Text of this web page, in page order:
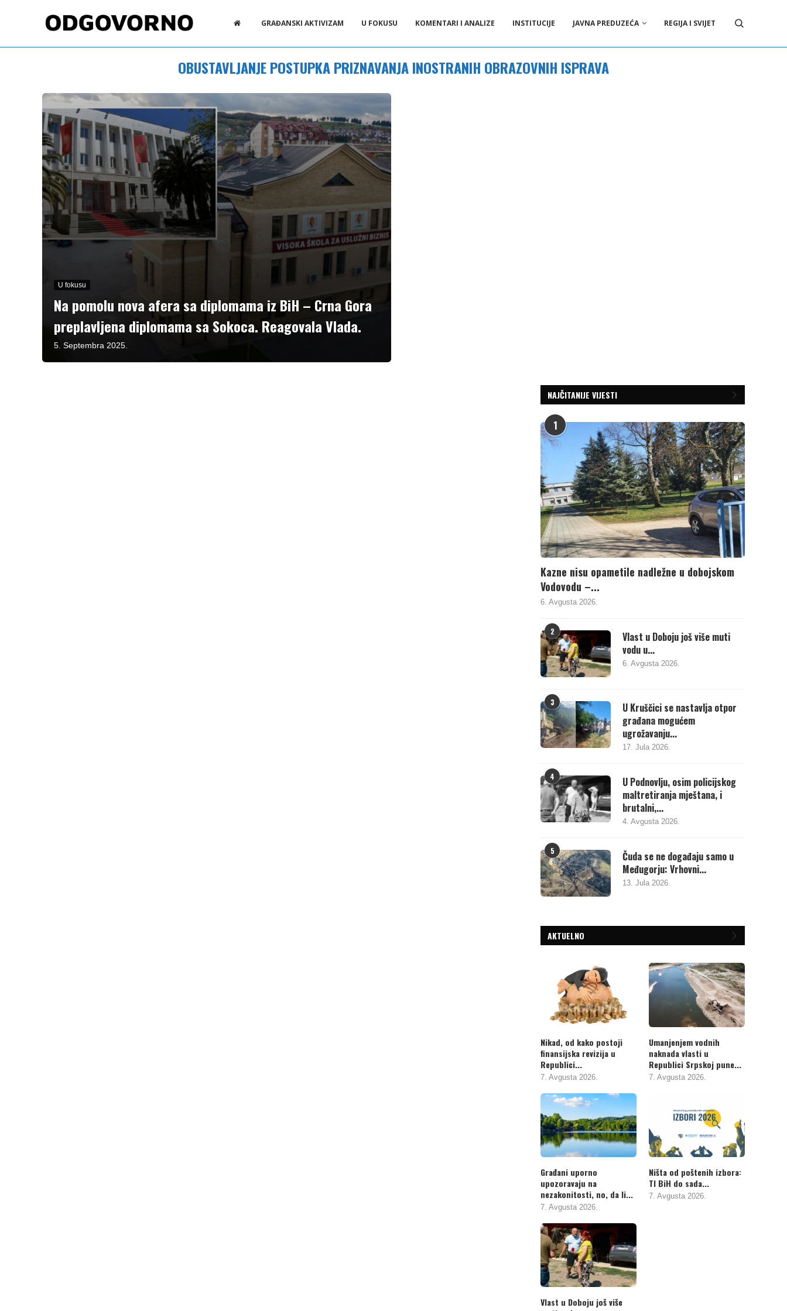
GRAĐANSKI AKTIVIZAM U FOKUSU KOMENTARI I ANALIZE INSTITUCIJE JAVNA PREDUZEĆA REGIJA I SVIJET
OBUSTAVLJANJE POSTUPKA PRIZNAVANJA INOSTRANIH OBRAZOVNIH ISPRAVA
U fokusu
Na pomolu nova afera sa diplomama iz BiH – Crna Gora
preplavljena diplomama sa Sokoca. Reagovala Vlada.
5. Septembra 2025.
NAJČITANIJE VIJESTI
1
Kazne nisu opametile nadležne u dobojskom
Vodovodu –...
6. Avgusta 2026.
2
Vlast u Doboju još više muti
vodu u...
6. Avgusta 2026.
3
U Kruščici se nastavlja otpor
građana mogućem
ugrožavanju...
17. Jula 2026.
4
U Podnovlju, osim policijskog
maltretiranja mještana, i
brutalni,...
4. Avgusta 2026.
5
Čuda se ne događaju samo u
Međugorju: Vrhovni...
13. Jula 2026.
AKTUELNO
Nikad, od kako postoji
finansijska revizija u
Republici...
7. Avgusta 2026.
Umanjenjem vodnih
naknada vlasti u
Republici Srpskoj pune...
7. Avgusta 2026.
Građani uporno
upozoravaju na
nezakonitosti, no, da li...
7. Avgusta 2026.
Ništa od poštenih izbora:
TI BiH do sada...
7. Avgusta 2026.
Vlast u Doboju još više